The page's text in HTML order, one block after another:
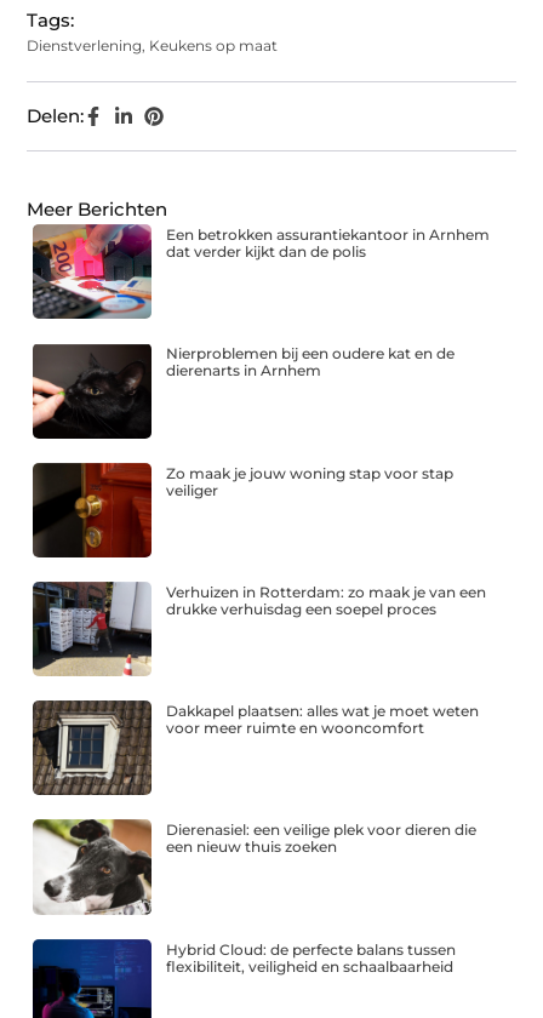
Tags:
Dienstverlening, Keukens op maat
Delen:
Meer Berichten
Een betrokken assurantiekantoor in Arnhem
dat verder kijkt dan de polis
Nierproblemen bij een oudere kat en de
dierenarts in Arnhem
Zo maak je jouw woning stap voor stap
veiliger
Verhuizen in Rotterdam: zo maak je van een
drukke verhuisdag een soepel proces
Dakkapel plaatsen: alles wat je moet weten
voor meer ruimte en wooncomfort
Dierenasiel: een veilige plek voor dieren die
een nieuw thuis zoeken
Hybrid Cloud: de perfecte balans tussen
flexibiliteit, veiligheid en schaalbaarheid